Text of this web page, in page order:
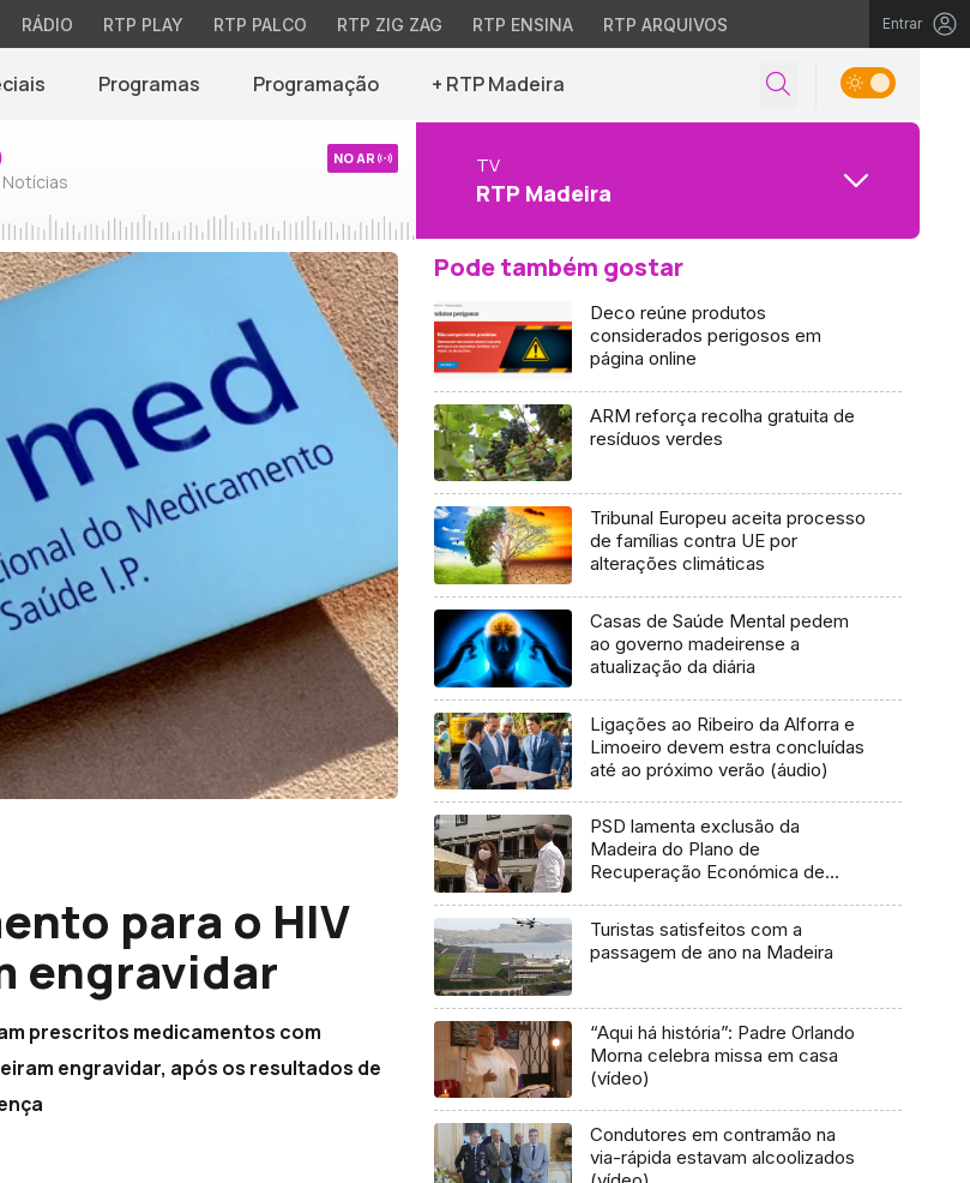
RÁDIO RTP PLAY RTP PALCO RTP ZIG ZAG RTP ENSINA RTP ARQUIVOS Entrar
Programas Programação + RTP Madeira
Notícias
NO AR TV
RTP Madeira
para o HIV
engravidar
prescritos medicamentos com
engravidar, após os resultados de
Pode também gostar
Deco reúne produtos
considerados perigosos em
página online
ARM reforça recolha gratuita de
resíduos verdes
Tribunal Europeu aceita processo
de famílias contra UE por
alterações climáticas
Casas de Saúde Mental pedem
ao governo madeirense a
atualização da diária
Ligações ao Ribeiro da Alforra e
Limoeiro devem estra concluídas
até ao próximo verão (áudio)
PSD lamenta exclusão da
Madeira do Plano de
Recuperação Económica de
Turistas satisfeitos com a
passagem de ano na Madeira
“Aqui há história”: Padre Orlando
Morna celebra missa em casa
(vídeo)
Condutores em contramão na
via-rápida estavam alcoolizados